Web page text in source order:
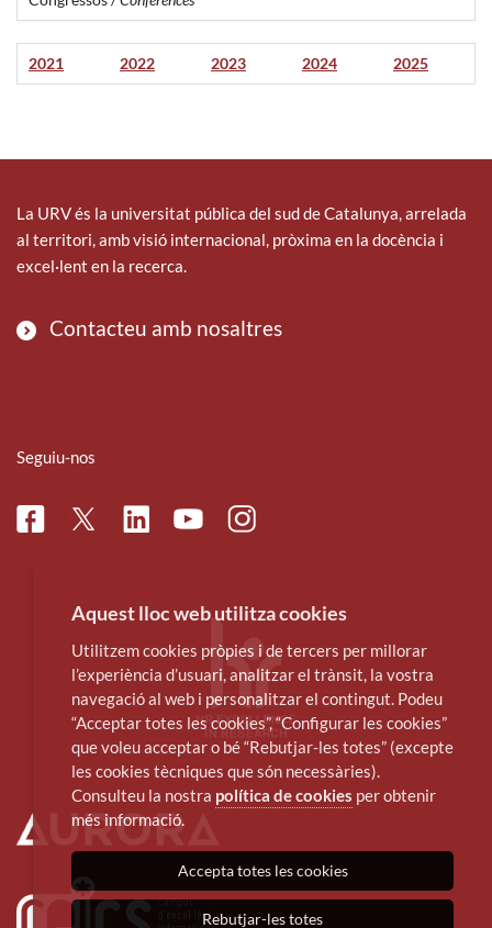
2021 2022 2023 2024 2025
La URV és la universitat pública del sud de Catalunya, arrelada
al territori, amb visió internacional, pròxima en la docència i
excel·lent en la recerca.
Contacteu amb nosaltres
Seguiu-nos
FacebookTwitterLinkedinYoutubeInstagram
Aquest lloc web utilitza cookies
Utilitzem cookies pròpies i de tercers per millorar
l’experiència d’usuari, analitzar el trànsit, la vostra
navegació al web i personalitzar el contingut. Podeu
“Acceptar totes les cookies”, “Configurar les cookies”
que voleu acceptar o bé “Rebutjar-les totes” (excepte
les cookies tècniques que són necessàries).
Consulteu la nostra política de cookies per obtenir
més informació.
Accepta totes les cookies
Rebutjar-les totes